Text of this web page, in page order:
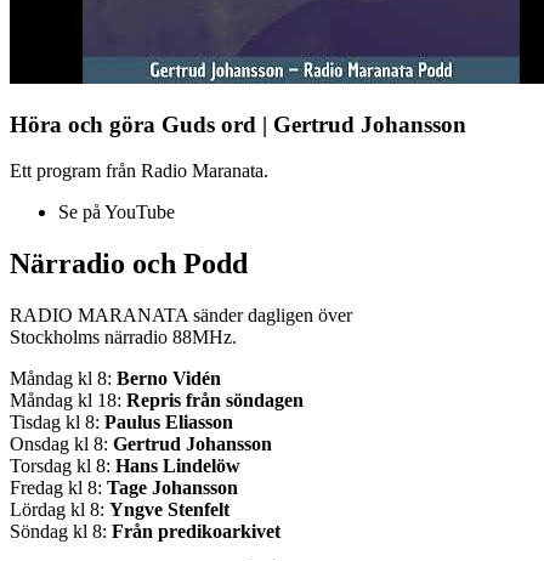
Höra och göra Guds ord | Gertrud Johansson
Ett program från Radio Maranata.
Se på YouTube
Närradio och Podd
RADIO MARANATA sänder dagligen över
Stockholms närradio 88MHz.
Måndag kl 8: Berno Vidén
Måndag kl 18: Repris från söndagen
Tisdag kl 8: Paulus Eliasson
Onsdag kl 8: Gertrud Johansson
Torsdag kl 8: Hans Lindelöw
Fredag kl 8: Tage Johansson
Lördag kl 8: Yngve Stenfelt
Söndag kl 8: Från predikoarkivet